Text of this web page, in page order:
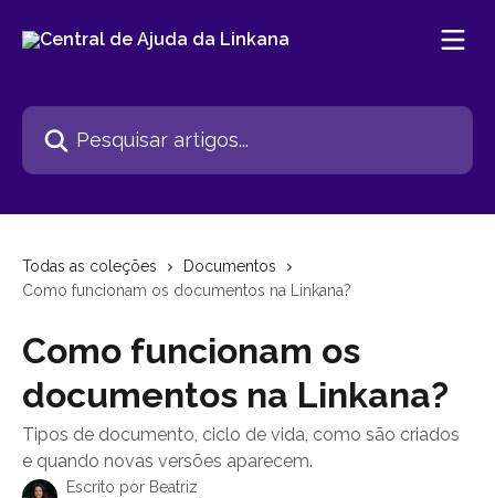
Pesquisar artigos...
Todas as coleções
Documentos
Como funcionam os documentos na Linkana?
Como funcionam os
documentos na Linkana?
Tipos de documento, ciclo de vida, como são criados
e quando novas versões aparecem.
Escrito por Beatriz